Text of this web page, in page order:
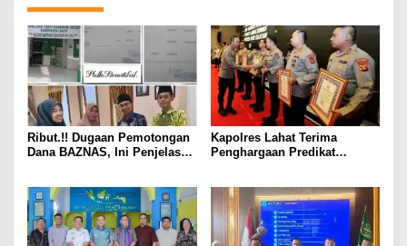
Ribut.!! Dugaan Pemotongan
Dana BAZNAS, Ini Penjelasan
Kapolres Lahat Terima
Penghargaan Predikat